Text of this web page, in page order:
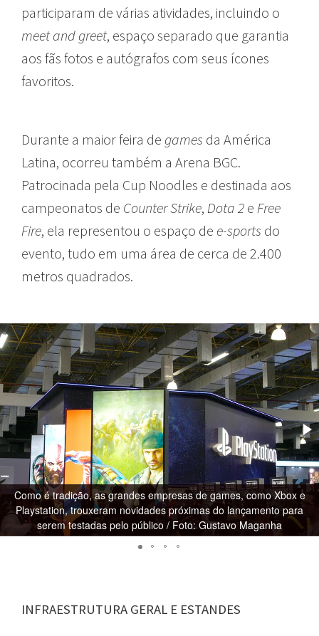
participaram de várias atividades, incluindo o
meet and greet, espaço separado que garantia
aos fãs fotos e autógrafos com seus ícones
favoritos.
Durante a maior feira de games da América
Latina, ocorreu também a Arena BGC.
Patrocinada pela Cup Noodles e destinada aos
campeonatos de Counter Strike, Dota 2 e Free
Fire, ela representou o espaço de e-sports do
evento, tudo em uma área de cerca de 2.400
metros quadrados.
Como é tradição, as grandes empresas de games, como Xbox e
Playstation, trouxeram novidades próximas do lançamento para
serem testadas pelo público / Foto: Gustavo Maganha
INFRAESTRUTURA GERAL E ESTANDES